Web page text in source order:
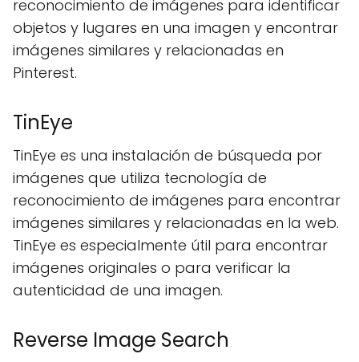
reconocimiento de imágenes para identificar
objetos y lugares en una imagen y encontrar
imágenes similares y relacionadas en
Pinterest.
TinEye
TinEye es una instalación de búsqueda por
imágenes que utiliza tecnología de
reconocimiento de imágenes para encontrar
imágenes similares y relacionadas en la web.
TinEye es especialmente útil para encontrar
imágenes originales o para verificar la
autenticidad de una imagen.
Reverse Image Search